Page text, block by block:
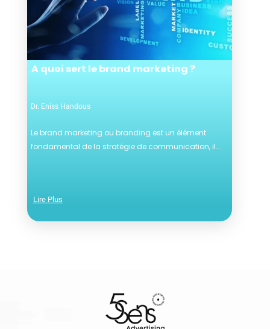
A quoi sert le brand marketing ?
Dr. Eniss Handous
Le brand marketing ou branding est un élément
fondamental de la stratégie de communication, il...
Lire Plus